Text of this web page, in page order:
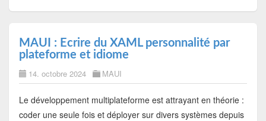
MAUI : Ecrire du XAML personnalité par
plateforme et idiome
14. octobre 2024 MAUI
Le développement multiplateforme est attrayant en théorie :
coder une seule fois et déployer sur divers systèmes depuis